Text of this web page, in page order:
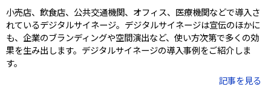
小売店、飲食店、公共交通機関、オフィス、医療機関などで導入さ
れているデジタルサイネージ。デジタルサイネージは宣伝のほかに
も、企業のブランディングや空間演出など、使い方次第で多くの効
果を生み出します。デジタルサイネージの導入事例をご紹介しま
す。
記事を見る